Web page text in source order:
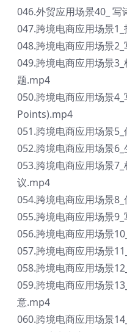
046.外贸应用场景40_
047.跨境电商应用场景
048.跨境电商应用场景
049.跨境电商应用场景
题.mp4
050.跨境电商应用场景
Points).mp4
051.跨境电商应用场景
052.跨境电商应用场景
053.跨境电商应用场景
议.mp4
054.跨境电商应用场景
055.跨境电商应用场景
056.跨境电商应用场景
057.跨境电商应用场景
058.跨境电商应用场景
059.跨境电商应用场景
意.mp4
060.跨境电商应用场景